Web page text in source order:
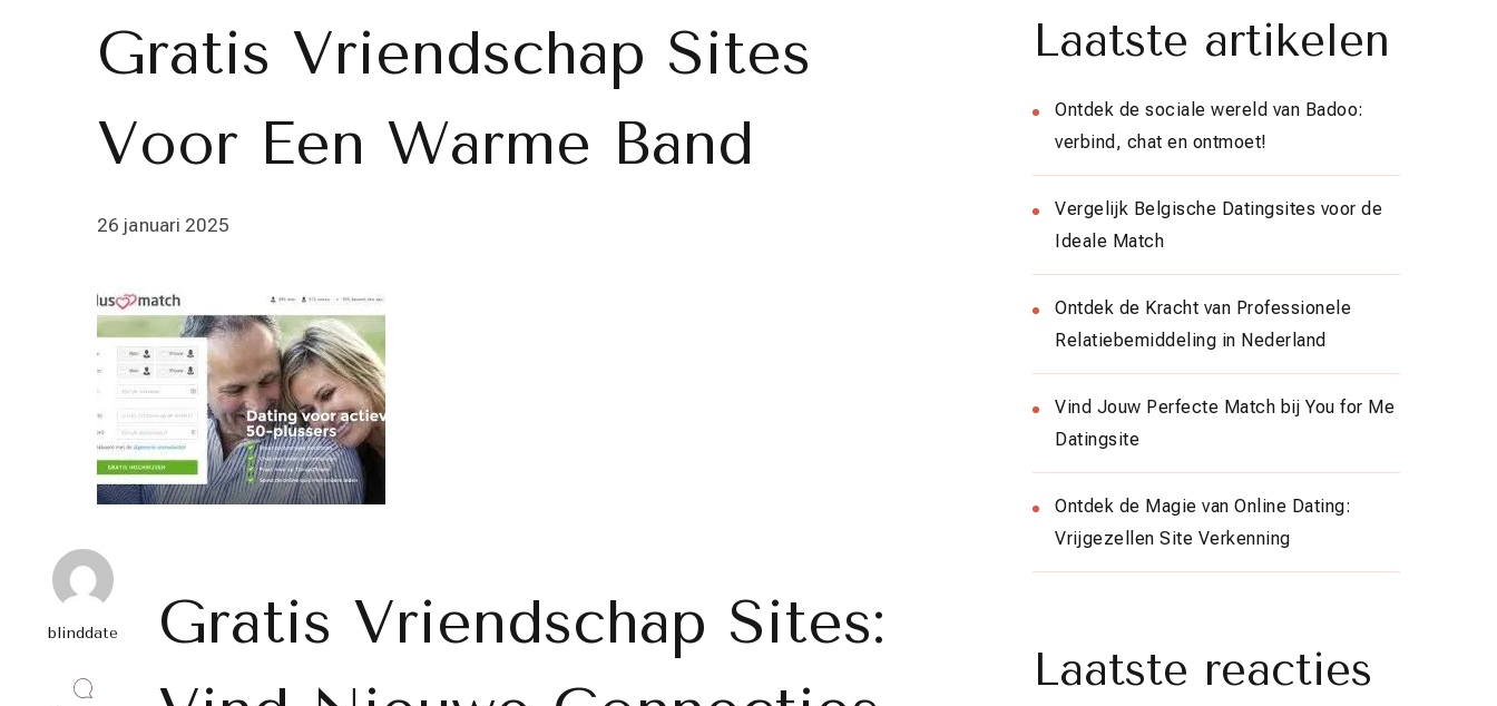
Gratis Vriendschap Sites
Voor Een Warme Band
26 januari 2025
blinddate
Gratis Vriendschap Sites:
Laatste artikelen
Ontdek de sociale wereld van Badoo:
verbind, chat en ontmoet!
Vergelijk Belgische Datingsites voor de
Ideale Match
Ontdek de Kracht van Professionele
Relatiebemiddeling in Nederland
Vind Jouw Perfecte Match bij You for Me
Datingsite
Ontdek de Magie van Online Dating:
Vrijgezellen Site Verkenning
Laatste reacties